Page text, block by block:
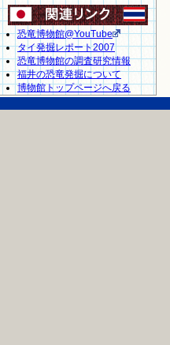
恐竜博物館@YouTube
タイ発掘レポート2007
恐竜博物館の調査研究情報
福井の恐竜発掘について
博物館トップページへ戻る